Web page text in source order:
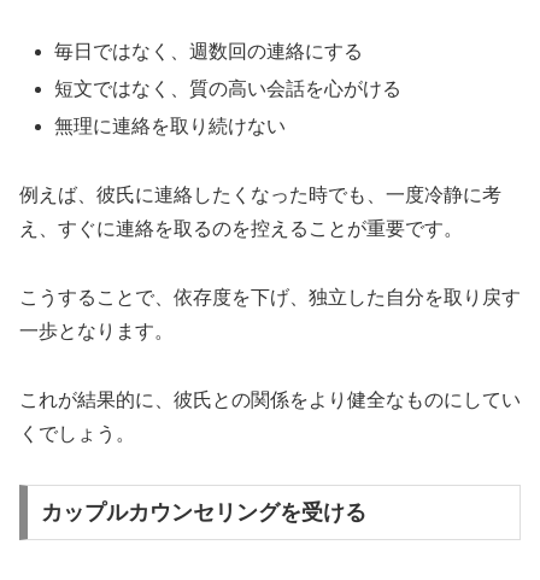
毎日ではなく、週数回の連絡にする
短文ではなく、質の高い会話を心がける
無理に連絡を取り続けない
例えば、彼氏に連絡したくなった時でも、一度冷静に考
え、すぐに連絡を取るのを控えることが重要です。
こうすることで、依存度を下げ、独立した自分を取り戻す
一歩となります。
これが結果的に、彼氏との関係をより健全なものにしてい
くでしょう。
カップルカウンセリングを受ける